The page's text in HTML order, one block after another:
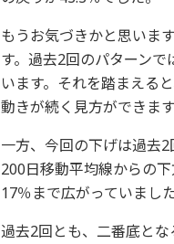
もうお気づきかと思いま
す。過去2回のパターン
います。それを踏まえる
動きが続く見方ができます
一方、今回の下げは過去
200日移動平均線からの
17％まで広がっていました
過去2回とも、二番底と